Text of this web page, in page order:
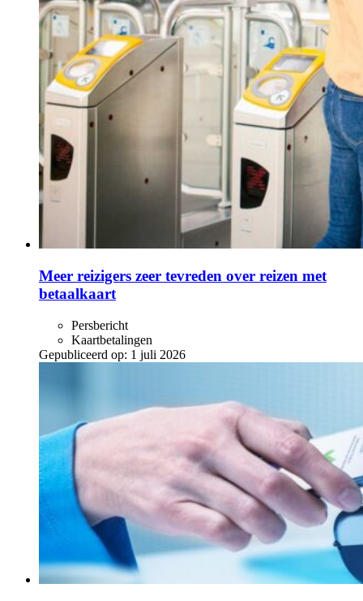
Meer reizigers zeer tevreden over reizen met
betaalkaart
Persbericht
Kaartbetalingen
Gepubliceerd op: 1 juli 2026